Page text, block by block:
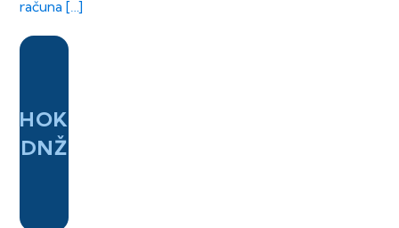
računa […]
HOK
DNŽ